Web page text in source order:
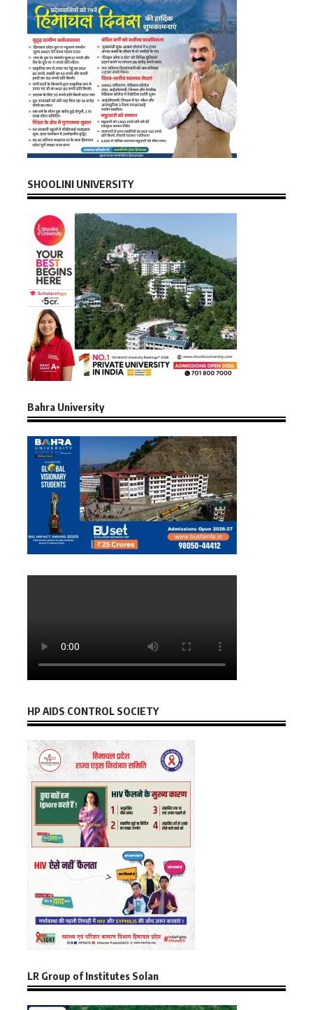
SHOOLINI UNIVERSITY
Bahra University
HP AIDS CONTROL SOCIETY
LR Group of Institutes Solan